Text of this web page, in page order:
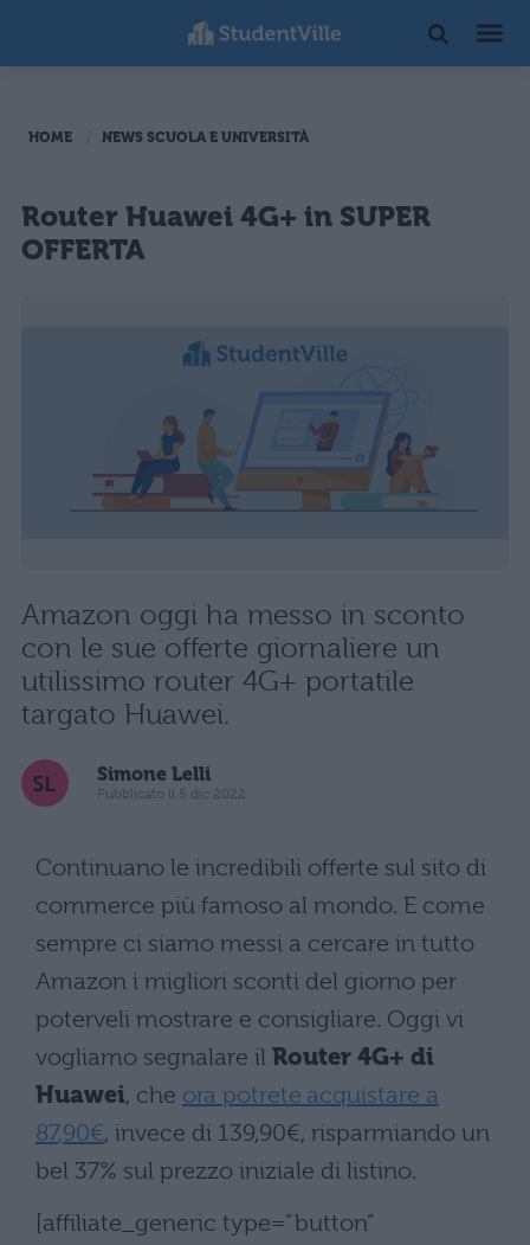
HOME NEWS SCUOLA E UNIVERSITÀ
Router Huawei 4G+ in SUPER
OFFERTA
Amazon oggi ha messo in sconto
con le sue offerte giornaliere un
utilissimo router 4G+ portatile
targato Huawei.
Simone Lelli
Pubblicato il 5 dic 2022
Continuano le incredibili offerte sul sito di
commerce più famoso al mondo. E come
sempre ci siamo messi a cercare in tutto
Amazon i migliori sconti del giorno per
poterveli mostrare e consigliare. Oggi vi
vogliamo segnalare il Router 4G+ di
Huawei, che ora potrete acquistare a
87,90€, invece di 139,90€, risparmiando un
bel 37% sul prezzo iniziale di listino.
[affiliate_generic type=”button”